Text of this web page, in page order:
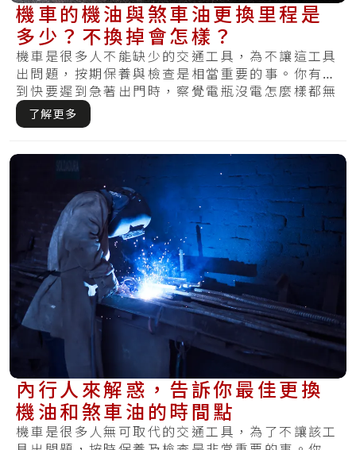
機車的機油與煞車油更換里程是
多少？不換掉會怎樣？
機車是很多人不能缺少的交通工具，為不讓這工具
出問題，按期保養與檢查是相當重要的事。你有碰
到快要遲到急著出門時，察覺電瓶沒電怎麼樣都無
法啟.....
了解更多
內行人來解惑，告訴你最佳更換
機油和煞車油的時間點
機車是很多人無可取代的交通工具，為了不讓該工